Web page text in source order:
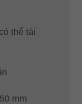
thể tái
mm